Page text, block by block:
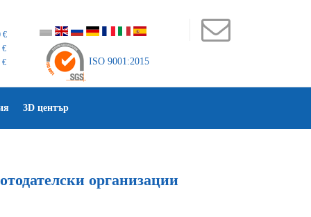
€
€
€
ISO 9001:2015
3D център
организации